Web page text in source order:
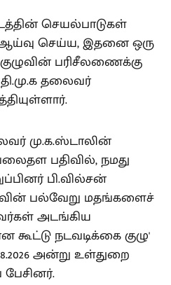
செயல்பாடுகள்
ஆய்வு செய்ய, இதனை ஒரு
பரிசீலணைக்கு
தலைவர்
மு.க.ஸ்டாலின்
பதிவில், நமது
பி.வில்சன்
பல்வேறு மதங்களைச்
அடங்கிய
கூட்டு நடவடிக்கை குழு'
அன்று உள்துறை